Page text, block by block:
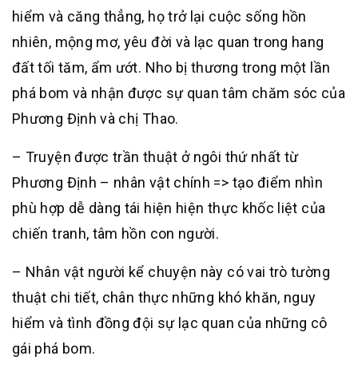
hiểm và căng thẳng, họ trở lại cuộc sống hồn
nhiên, mộng mơ, yêu đời và lạc quan trong hang
đất tối tăm, ẩm ướt. Nho bị thương trong một lần
phá bom và nhận được sự quan tâm chăm sóc của
Phương Định và chị Thao.
– Truyện được trần thuật ở ngôi thứ nhất từ
Phương Định – nhân vật chính => tạo điểm nhìn
phù hợp dễ dàng tái hiện hiện thực khốc liệt của
chiến tranh, tâm hồn con người.
– Nhân vật người kể chuyện này có vai trò tường
thuật chi tiết, chân thực những khó khăn, nguy
hiểm và tình đồng đội sự lạc quan của những cô
gái phá bom.